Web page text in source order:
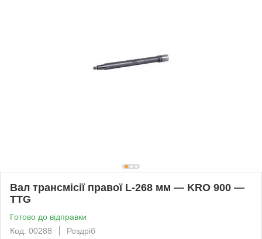
Вал трансмісії правої L-268 мм — KRO 900 —
TTG
Готово до відправки
Код: 00288
Роздріб